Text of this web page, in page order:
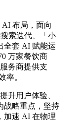
AI 布局，面向
索迭代、「小
全套 AI 赋能运
万家餐饮商
务商提供支
率。
升用户体验、
战略重点，坚持
加速 AI 在物理